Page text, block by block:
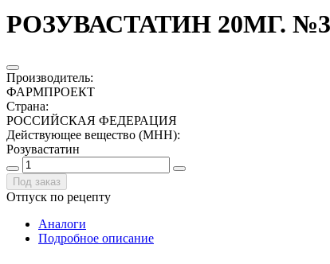
РОЗУВАСТАТИН 20МГ.
Производитель:
ФАРМПРОЕКТ
Страна:
РОССИЙСКАЯ ФЕДЕРАЦИЯ
Действующее вещество (МНН):
Розувастатин
Под заказ
Отпуск по рецепту
Аналоги
Подробное описание